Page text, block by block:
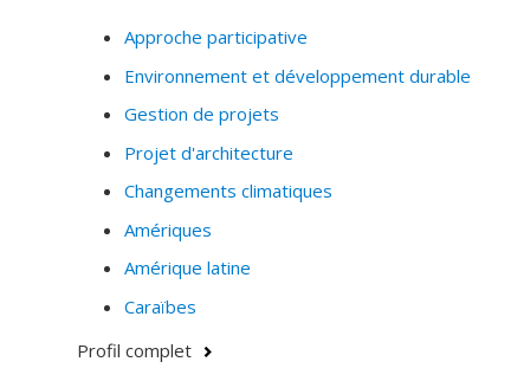
Approche participative
Environnement et développement durable
Gestion de projets
Projet d'architecture
Changements climatiques
Amériques
Amérique latine
Caraïbes
Profil complet